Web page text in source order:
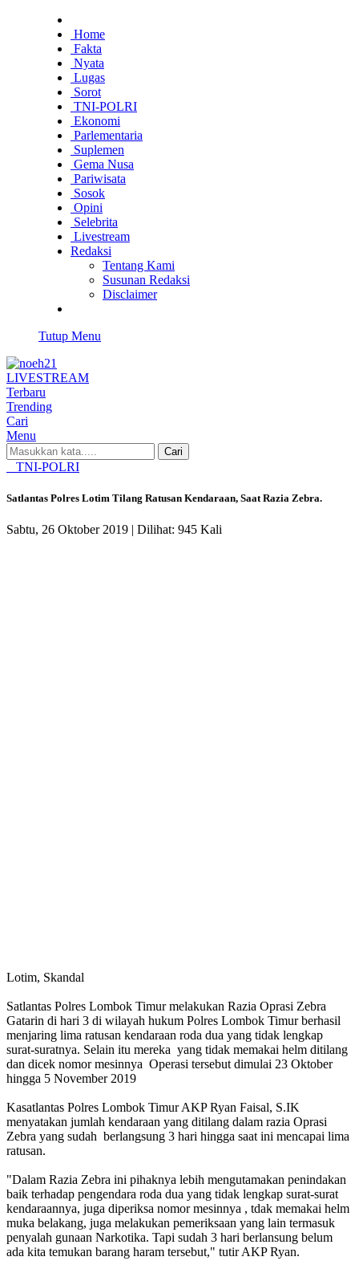
Home
Fakta
Nyata
Lugas
Sorot
TNI-POLRI
Ekonomi
Parlementaria
Suplemen
Gema Nusa
Pariwisata
Sosok
Opini
Selebrita
Livestream
Redaksi
Tentang Kami
Susunan Redaksi
Disclaimer
Tutup Menu
LIVESTREAM
Terbaru
Trending
Cari
Menu
Cari
TNI-POLRI
Satlantas Polres Lotim Tilang Ratusan Kendaraan, Saat Razia Zebra.
Sabtu, 26 Oktober 2019 | Dilihat: 945 Kali
Lotim, Skandal
Satlantas Polres Lombok Timur melakukan Razia Oprasi Zebra
Gatarin di hari 3 di wilayah hukum Polres Lombok Timur berhasil
menjaring lima ratusan kendaraan roda dua yang tidak lengkap
surat-suratnya. Selain itu mereka yang tidak memakai helm ditilang
dan dicek nomor mesinnya Operasi tersebut dimulai 23 Oktober
hingga 5 November 2019
Kasatlantas Polres Lombok Timur AKP Ryan Faisal, S.IK
menyatakan jumlah kendaraan yang ditilang dalam razia Oprasi
Zebra yang sudah berlangsung 3 hari hingga saat ini mencapai lima
ratusan.
"Dalam Razia Zebra ini pihaknya lebih mengutamakan penindakan
baik terhadap pengendara roda dua yang tidak lengkap surat-surat
kendaraannya, juga diperiksa nomor mesinnya , tdak memakai helm
muka belakang, juga melakukan pemeriksaan yang lain termasuk
penyalah gunaan Narkotika. Tapi sudah 3 hari berlansung belum
ada kita temukan barang haram tersebut," tutir AKP Ryan.